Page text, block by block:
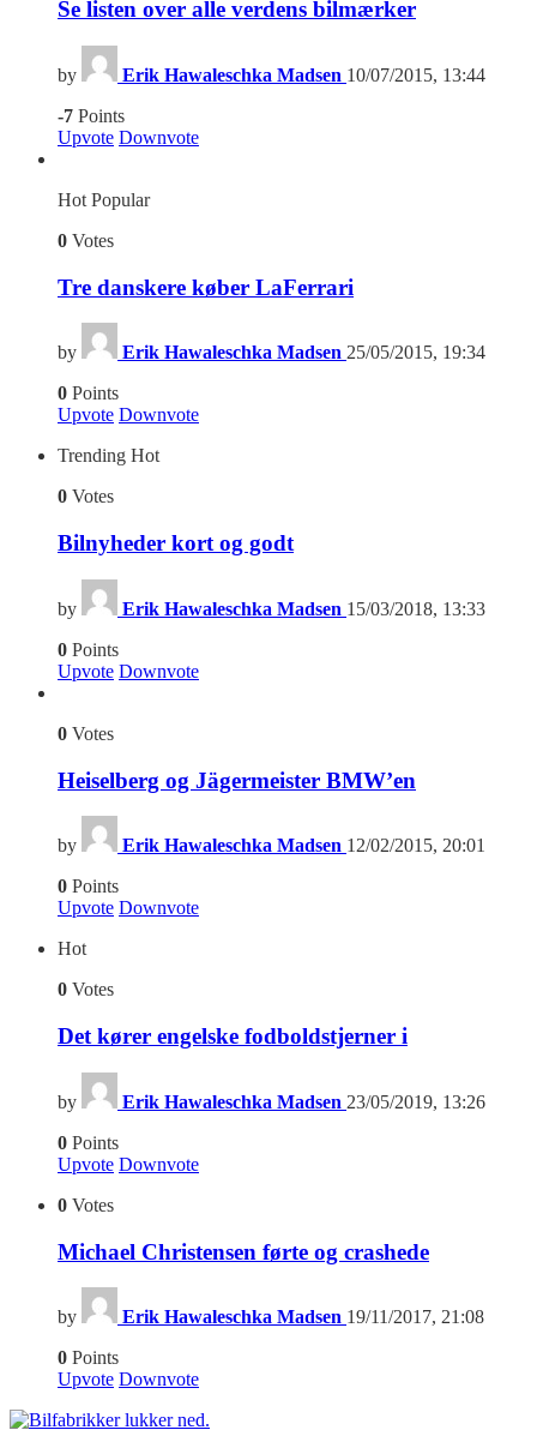
Se listen over alle verdens bilmærker
by Erik Hawaleschka Madsen 10/07/2015, 13:44
-7 Points
Upvote Downvote
Hot Popular
0 Votes
Tre danskere køber LaFerrari
by Erik Hawaleschka Madsen 25/05/2015, 19:34
0 Points
Upvote Downvote
Trending Hot
0 Votes
Bilnyheder kort og godt
by Erik Hawaleschka Madsen 15/03/2018, 13:33
0 Points
Upvote Downvote
0 Votes
Heiselberg og Jägermeister BMW’en
by Erik Hawaleschka Madsen 12/02/2015, 20:01
0 Points
Upvote Downvote
Hot
0 Votes
Det kører engelske fodboldstjerner i
by Erik Hawaleschka Madsen 23/05/2019, 13:26
0 Points
Upvote Downvote
0 Votes
Michael Christensen førte og crashede
by Erik Hawaleschka Madsen 19/11/2017, 21:08
0 Points
Upvote Downvote